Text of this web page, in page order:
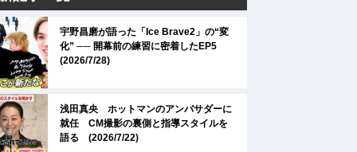
宇野昌磨が語った「Ice Brave2」の“変
化” ── 開幕前の練習に密着したEP5
(2026/7/28)
浅田真央 ホットマンのアンバサダーに
就任 CM撮影の裏側と指導スタイルを
語る (2026/7/22)